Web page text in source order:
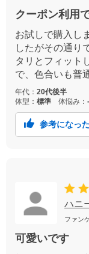
クーポン利用
お試しで購入し
したがその通り
タリとフィット
で、色合いも普
年代： 20代後半
体型： 標準 体悩み： -
参考になった
ハニ
ファン
可愛いです